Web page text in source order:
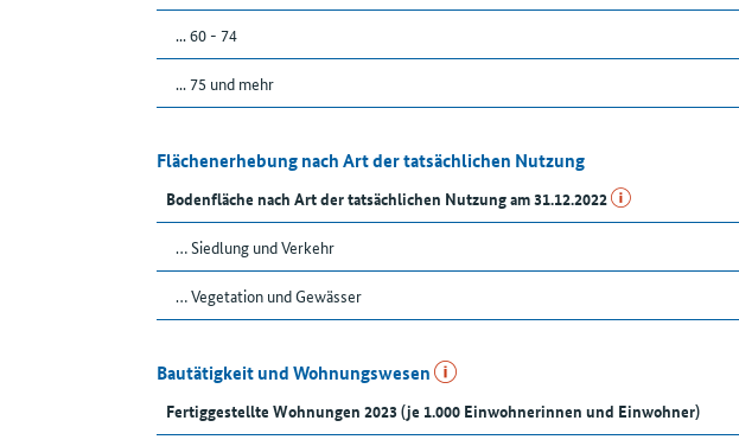
... 60 - 74
... 75 und mehr
Flächenerhebung nach Art der tatsächlichen Nutzung
Bodenfläche nach Art der tatsächlichen Nutzung am 31.12.2022
… Siedlung und Verkehr
… Vegetation und Gewässer
Bautätigkeit und Wohnungswesen
Fertiggestellte Wohnungen 2023 (je 1.000 Einwohnerinnen und Einwohner)